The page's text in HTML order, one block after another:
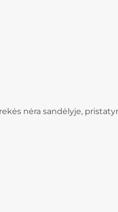
nėra sandėlyje,